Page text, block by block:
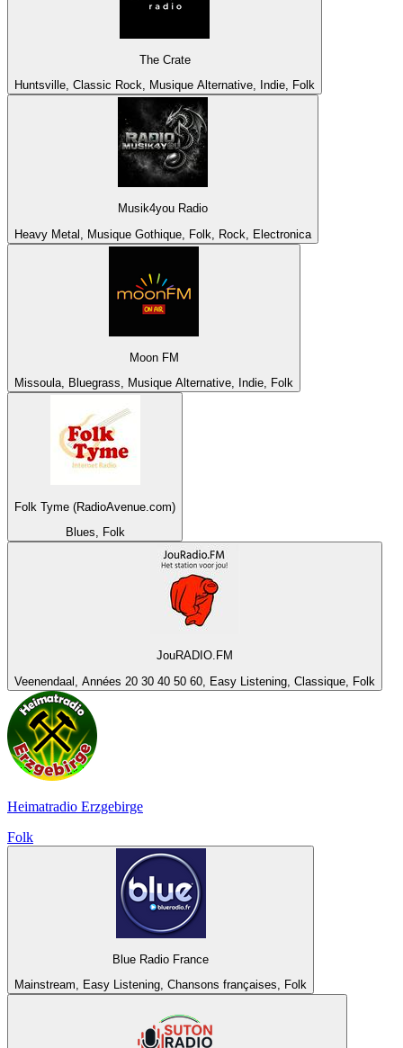
The Crate
Huntsville, Classic Rock, Musique Alternative, Indie, Folk
Musik4you Radio
Heavy Metal, Musique Gothique, Folk, Rock, Electronica
Moon FM
Missoula, Bluegrass, Musique Alternative, Indie, Folk
Folk Tyme (RadioAvenue.com)
Blues, Folk
JouRADIO.FM
Veenendaal, Années 20 30 40 50 60, Easy Listening, Classique, Folk
Heimatradio Erzgebirge
Folk
Blue Radio France
Mainstream, Easy Listening, Chansons françaises, Folk